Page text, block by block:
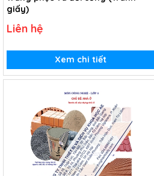
giấy)
Liên hệ
Xem chi tiết